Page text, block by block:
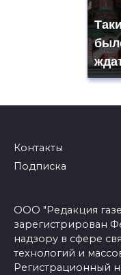
Контакты
Подписка
ООО "Редакция
зарегистрирован
надзору в сфере
технологий и
Регистрационный